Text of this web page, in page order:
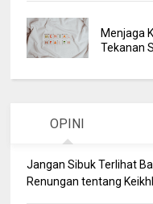
Menjaga
Tekanan
OPINI
Jangan Sibuk Terlihat
Renungan tentang